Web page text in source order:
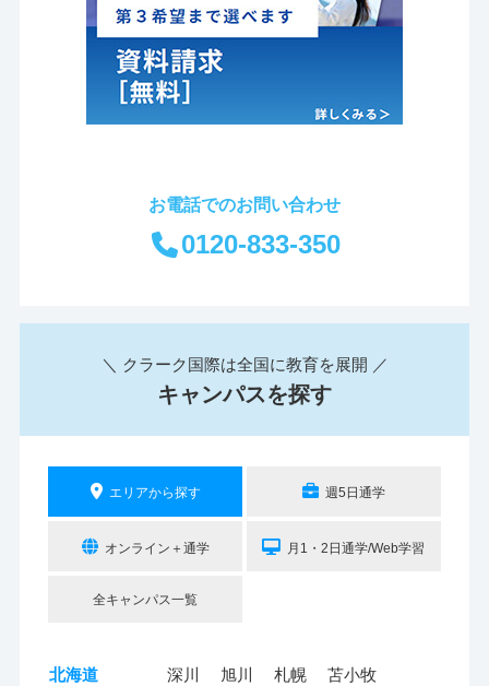
お電話でのお問い合わせ
0120-833-350
＼ クラーク国際は全国に教育を展開 ／
キャンパスを探す
エリアから探す 週5日通学
オンライン＋通学 月1・2日通学/Web学習
全キャンパス一覧
北海道 深川 旭川 札幌 苫小牧